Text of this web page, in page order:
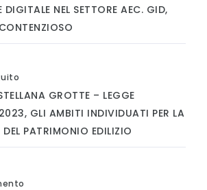
DIGITALE NEL SETTORE AEC. GID,
GROTTE – LEGGE
GLI AMBITI INDIVIDUATI PER LA
DEL PATRIMONIO EDILIZIO